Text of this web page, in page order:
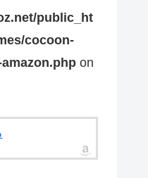
public_ht
cocoon-
on